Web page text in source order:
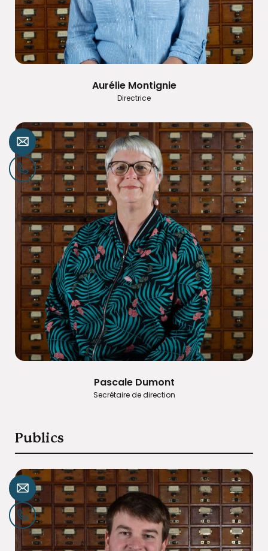
Aurélie Montignie
Directrice
Pascale Dumont
Secrétaire de direction
Publics